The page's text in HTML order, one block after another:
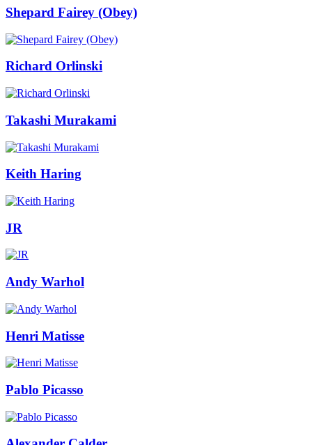
Shepard Fairey (Obey)
Richard Orlinski
Takashi Murakami
Keith Haring
JR
Andy Warhol
Henri Matisse
Pablo Picasso